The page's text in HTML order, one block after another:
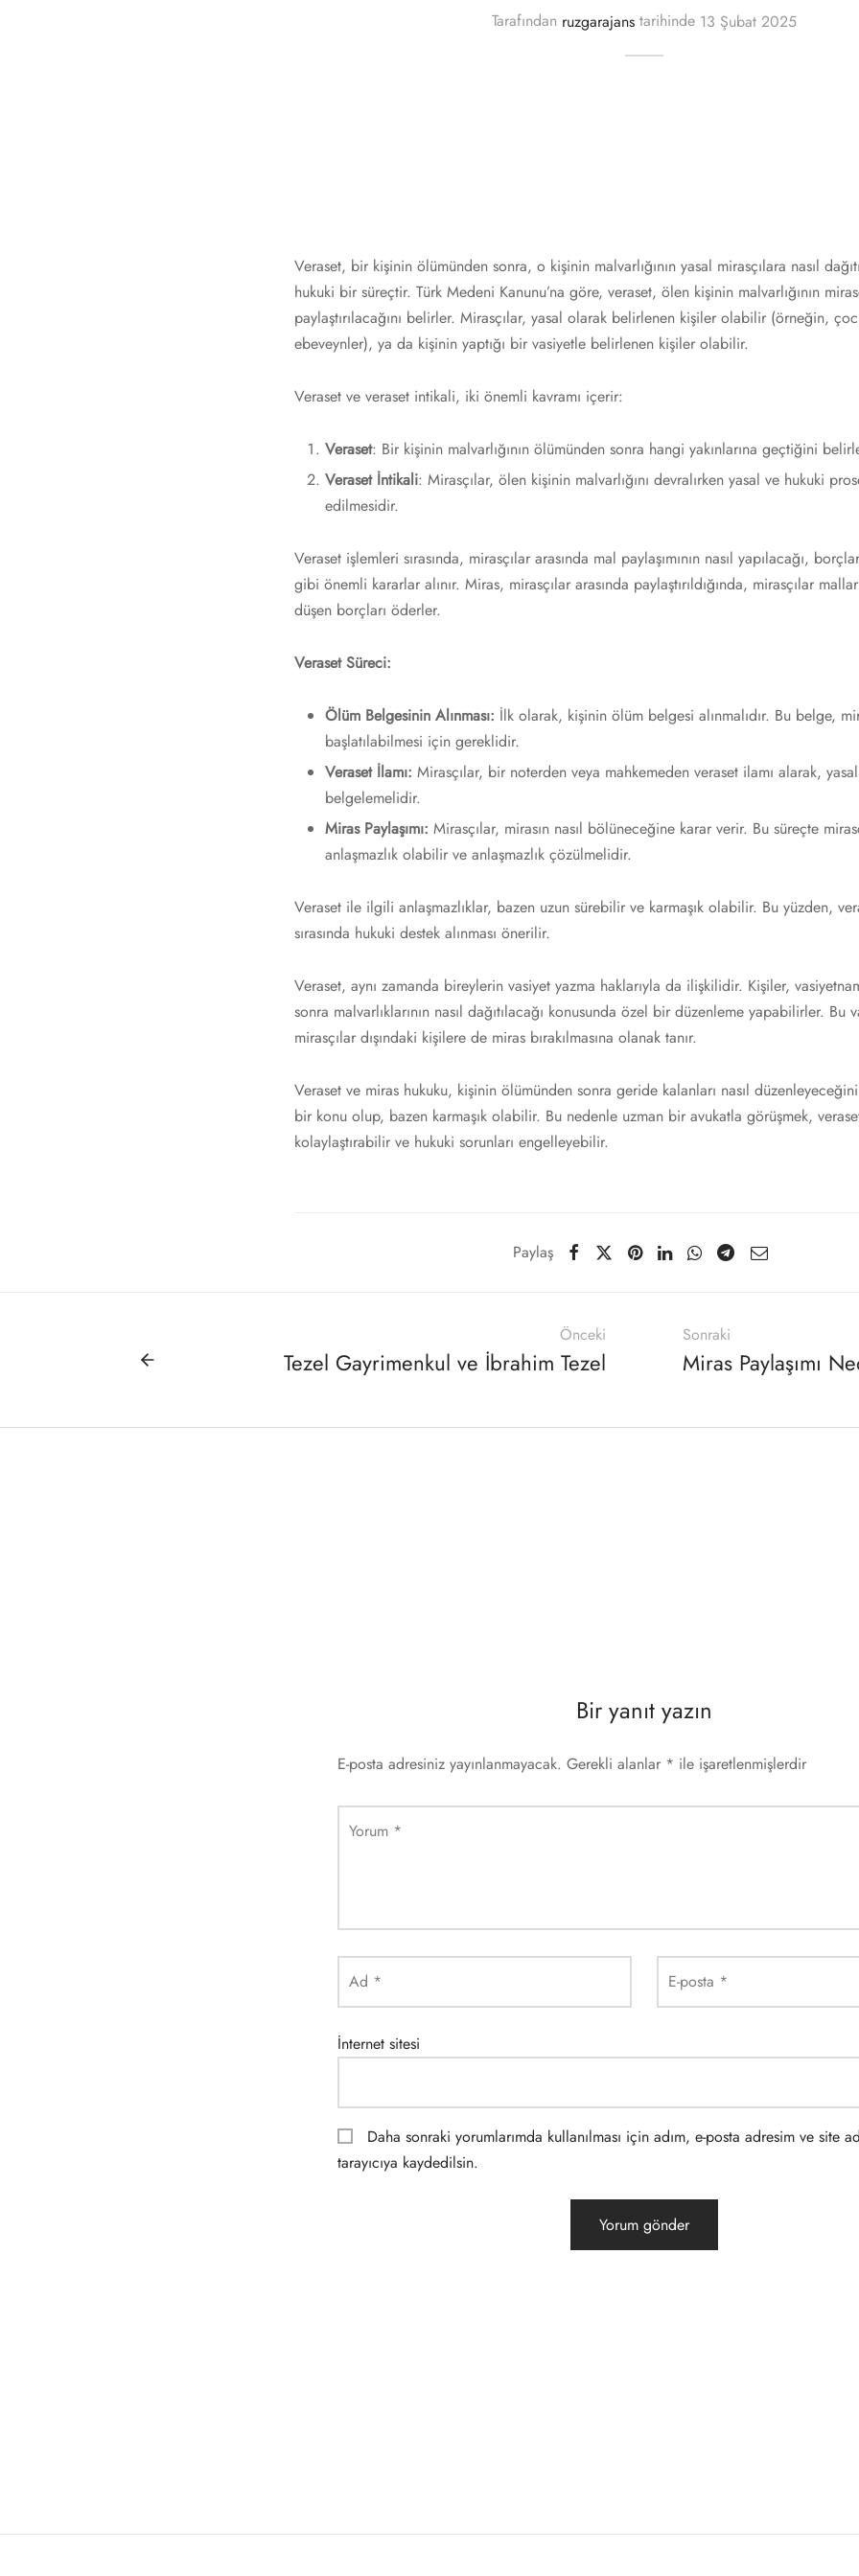
Tarafından ruzgarajans tarihinde 13 Şubat 2025
Veraset, bir kişinin ölümünden sonra, o kişinin malvarlığının yasal mirasçılara nasıl
hukuki bir süreçtir. Türk Medeni Kanunu’na göre, veraset, ölen kişinin malvarlığının
paylaştırılacağını belirler. Mirasçılar, yasal olarak belirlenen kişiler olabilir (örneğin,
ebeveynler), ya da kişinin yaptığı bir vasiyetle belirlenen kişiler olabilir.
Veraset ve veraset intikali, iki önemli kavramı içerir:
Veraset: Bir kişinin malvarlığının ölümünden sonra hangi yakınlarına geçtiğini
Veraset İntikali: Mirasçılar, ölen kişinin malvarlığını devralırken yasal ve hukuki
edilmesidir.
Veraset işlemleri sırasında, mirasçılar arasında mal paylaşımının nasıl yapılacağı,
gibi önemli kararlar alınır. Miras, mirasçılar arasında paylaştırıldığında, mirasçılar
düşen borçları öderler.
Veraset Süreci:
Ölüm Belgesinin Alınması: İlk olarak, kişinin ölüm belgesi alınmalıdır. Bu belge,
başlatılabilmesi için gereklidir.
Veraset İlamı: Mirasçılar, bir noterden veya mahkemeden veraset ilamı alarak,
belgelemelidir.
Miras Paylaşımı: Mirasçılar, mirasın nasıl bölüneceğine karar verir. Bu süreçte
anlaşmazlık olabilir ve anlaşmazlık çözülmelidir.
Veraset ile ilgili anlaşmazlıklar, bazen uzun sürebilir ve karmaşık olabilir. Bu yüzden,
sırasında hukuki destek alınması önerilir.
Veraset, aynı zamanda bireylerin vasiyet yazma haklarıyla da ilişkilidir. Kişiler,
sonra malvarlıklarının nasıl dağıtılacağı konusunda özel bir düzenleme yapabilirler. Bu
mirasçılar dışındaki kişilere de miras bırakılmasına olanak tanır.
Veraset ve miras hukuku, kişinin ölümünden sonra geride kalanları nasıl
bir konu olup, bazen karmaşık olabilir. Bu nedenle uzman bir avukatla görüşmek,
kolaylaştırabilir ve hukuki sorunları engelleyebilir.
Paylaş
Önceki
Tezel Gayrimenkul ve İbrahim Tezel
Sonraki
Miras Paylaşımı
Bir yanıt yazın
E-posta adresiniz yayınlanmayacak. Gerekli alanlar * ile işaretlenmişlerdir
Yorum *
Ad * E-posta *
İnternet sitesi
Daha sonraki yorumlarımda kullanılması için adım, e-posta adresim ve site
tarayıcıya kaydedilsin.